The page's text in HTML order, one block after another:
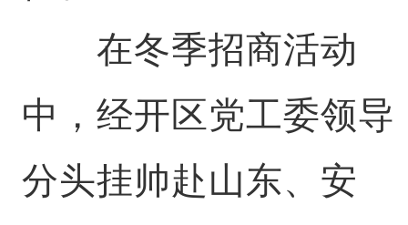
在冬季招商活动
中，经开区党工委领导
分头挂帅赴山东、安